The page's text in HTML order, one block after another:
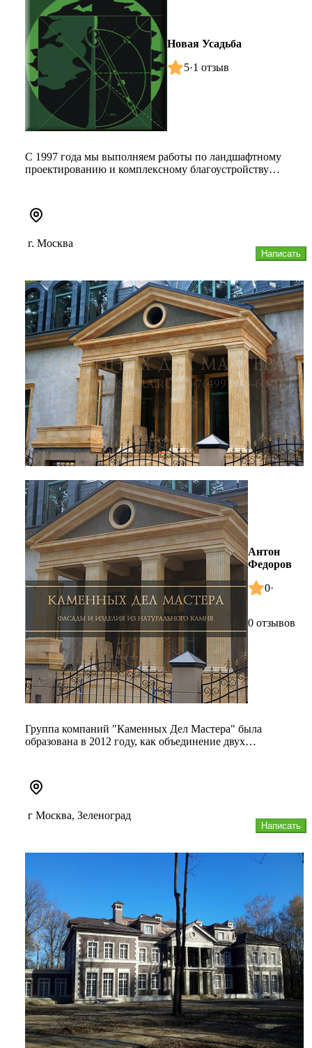
Новая Усадьба
5·1 отзыв
С 1997 года мы выполняем работы по ландшафтному
проектированию и комплексному благоустройству
Написать
г. Москва
Антон
Федоров
0·
0 отзывов
Группа компаний "Каменных Дел Мастера" была
образована в 2012 году, как объединение двух
Написать
г Москва, Зеленоград